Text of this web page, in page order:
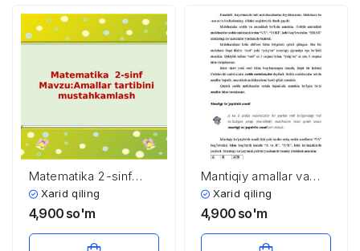
Matematika 2-sinf
Mavzu:Amallar tartibini
mustahkamlash
Xarid qiling
4,900 so'm
Mantiqiy amallar va
elementlar
Xarid qiling
4,900 so'm